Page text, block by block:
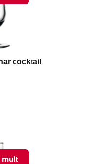
cocktail
mult